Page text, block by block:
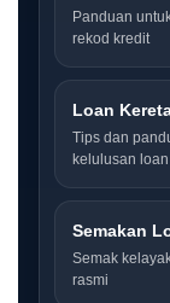
Panduan
rekod kredit
Loan
Tips dan
kelulusan loan
Semakan
Semak
rasmi